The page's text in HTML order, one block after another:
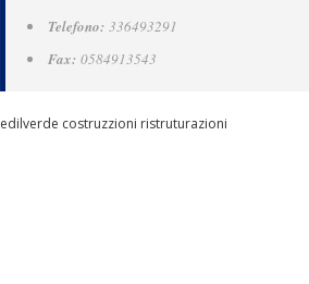
Telefono: 336493291
Fax: 0584913543
edilverde costruzzioni ristruturazioni